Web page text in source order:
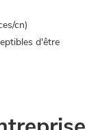
cn)
d'être